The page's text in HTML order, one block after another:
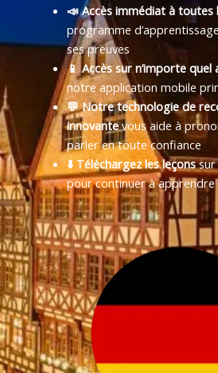
📣 Accès immédiat à toutes
programme
ses preuves
📱 Accès sur n’importe quel
notre application mobile
💬 Notre technologie de
innovantevous aide à
parler en toute confiance
⬇️ Téléchargez les leçonssur
pour continuer à apprendre